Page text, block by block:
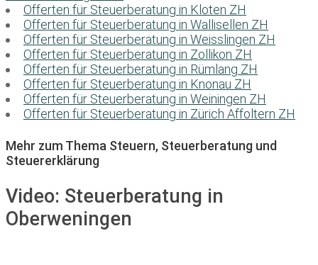
Offerten für Steuerberatung in Kloten ZH
Offerten für Steuerberatung in Wallisellen ZH
Offerten für Steuerberatung in Weisslingen ZH
Offerten für Steuerberatung in Zollikon ZH
Offerten für Steuerberatung in Rümlang ZH
Offerten für Steuerberatung in Knonau ZH
Offerten für Steuerberatung in Weiningen ZH
Offerten für Steuerberatung in Zürich Affoltern ZH
Mehr zum Thema Steuern, Steuerberatung und
Steuererklärung
Video: Steuerberatung in
Oberweningen